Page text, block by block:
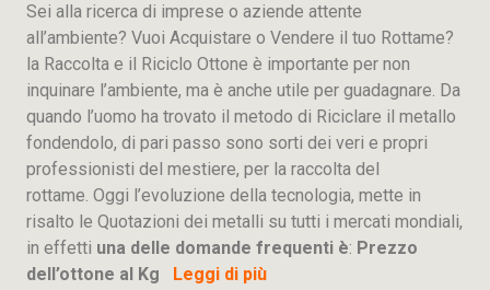
Sei alla ricerca di imprese o aziende attente
all’ambiente? Vuoi Acquistare o Vendere il tuo Rottame?
la Raccolta e il Riciclo Ottone è importante per non
inquinare l’ambiente, ma è anche utile per guadagnare. Da
quando l’uomo ha trovato il metodo di Riciclare il metallo
fondendolo, di pari passo sono sorti dei veri e propri
professionisti del mestiere, per la raccolta del
rottame. Oggi l’evoluzione della tecnologia, mette in
risalto le Quotazioni dei metalli su tutti i mercati mondiali,
in effetti una delle domande frequenti è: Prezzo
dell’ottone al Kg Leggi di più